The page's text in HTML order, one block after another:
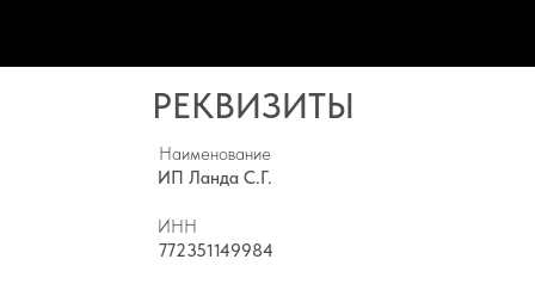
РЕКВИЗИТЫ
Наименование
ИП Ланда С.Г.
ИНН
772351149984